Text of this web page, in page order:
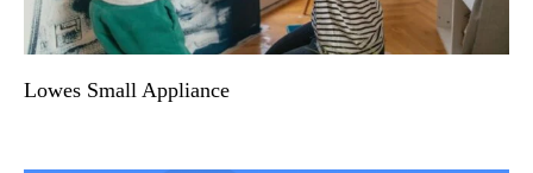
Lowes Small Appliance